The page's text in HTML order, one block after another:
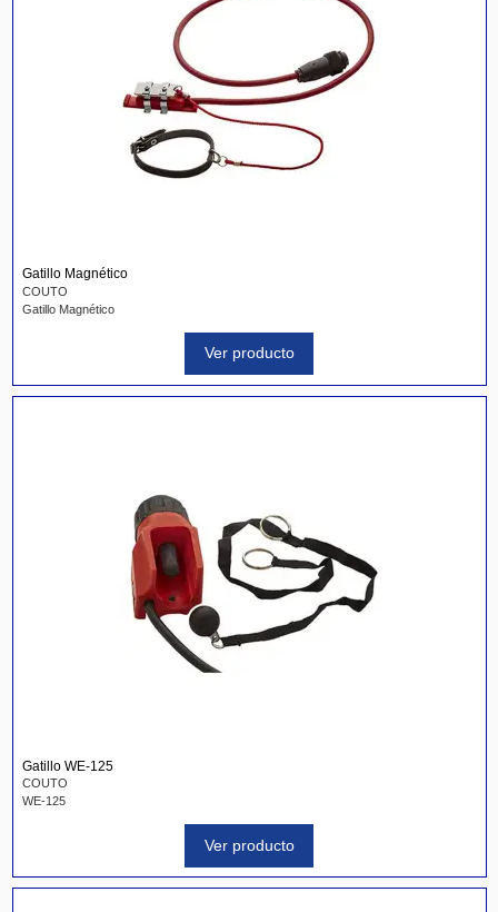
Gatillo Magnético
COUTO
Gatillo Magnético
Ver producto
Gatillo WE-125
COUTO
WE-125
Ver producto